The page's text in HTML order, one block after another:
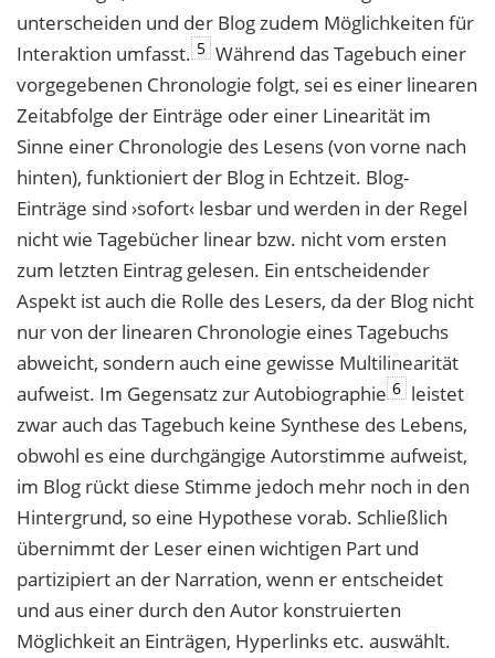
unterscheiden und der Blog zudem Möglichkeiten für
Interaktion umfasst. 5 Während das Tagebuch einer
vorgegebenen Chronologie folgt, sei es einer linearen
Zeitabfolge der Einträge oder einer Linearität im
Sinne einer Chronologie des Lesens (von vorne nach
hinten), funktioniert der Blog in Echtzeit. Blog-
Einträge sind ›sofort‹ lesbar und werden in der Regel
nicht wie Tagebücher linear bzw. nicht vom ersten
zum letzten Eintrag gelesen. Ein entscheidender
Aspekt ist auch die Rolle des Lesers, da der Blog nicht
nur von der linearen Chronologie eines Tagebuchs
abweicht, sondern auch eine gewisse Multilinearität
aufweist. Im Gegensatz zur Autobiographie 6 leistet
zwar auch das Tagebuch keine Synthese des Lebens,
obwohl es eine durchgängige Autorstimme aufweist,
im Blog rückt diese Stimme jedoch mehr noch in den
Hintergrund, so eine Hypothese vorab. Schließlich
übernimmt der Leser einen wichtigen Part und
partizipiert an der Narration, wenn er entscheidet
und aus einer durch den Autor konstruierten
Möglichkeit an Einträgen, Hyperlinks etc. auswählt.